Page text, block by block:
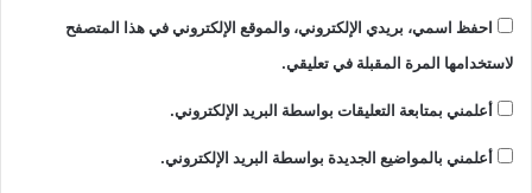
احفظ اسمي، بريدي الإلكتروني، والموقع الإلكتروني في هذا المتصفح
لاستخدامها المرة المقبلة في تعليقي.
أعلمني بمتابعة التعليقات بواسطة البريد الإلكتروني.
أعلمني بالمواضيع الجديدة بواسطة البريد الإلكتروني.